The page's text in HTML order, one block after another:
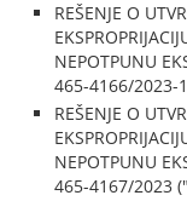
REŠENJE O
NEPOTPUNU
465-4166/2023-
REŠENJE O
NEPOTPUNU
465-4167/2023